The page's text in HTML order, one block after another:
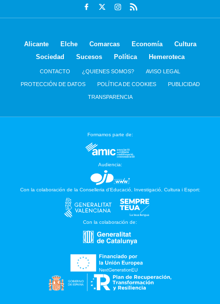
Alicante Elche Comarcas Economía
Cultura
Sociedad
Sucesos Política Hemeroteca
CONTACTO ¿QUIENES SOMOS? AVISO LEGAL
PROTECCIÓN DE DATOS POLÍTICA DE COOKIES PUBLICIDAD
TRANSPARENCIA
Formamos parte de:
Audiencia:
Con la colaboración de la Conselleria d’Educació, Investigació, Cultura i Esport:
Con la colaboración de: